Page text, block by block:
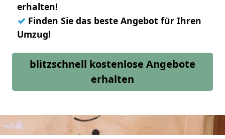
erhalten!
✓ Finden Sie das beste Angebot für Ihren
Umzug!
blitzschnell kostenlose Angebote
erhalten